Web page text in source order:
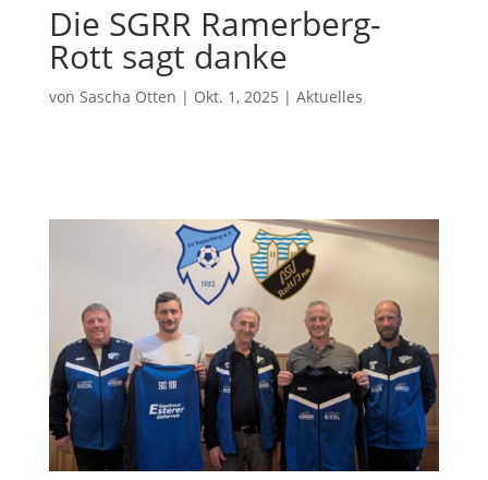
Die SGRR Ramerberg-
Rott sagt danke
von Sascha Otten | Okt. 1, 2025 | Aktuelles